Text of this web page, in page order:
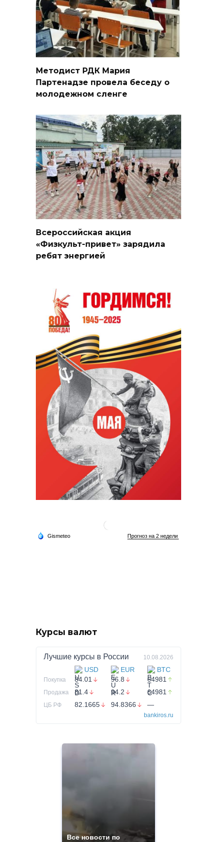
Методист РДК Мария
Партенадзе провела беседу о
молодежном сленге
Всероссийская акция
«Физкульт-привет» зарядила
ребят энергией
Курсы валют
Лучшие курсы в России 10.08.2026
USD EUR BTC
Покупка 84.01 96.8 64981
Продажа 81.4 94.2 64981
ЦБ РФ 82.1665 94.8366 —
bankiros.ru
Все новости по